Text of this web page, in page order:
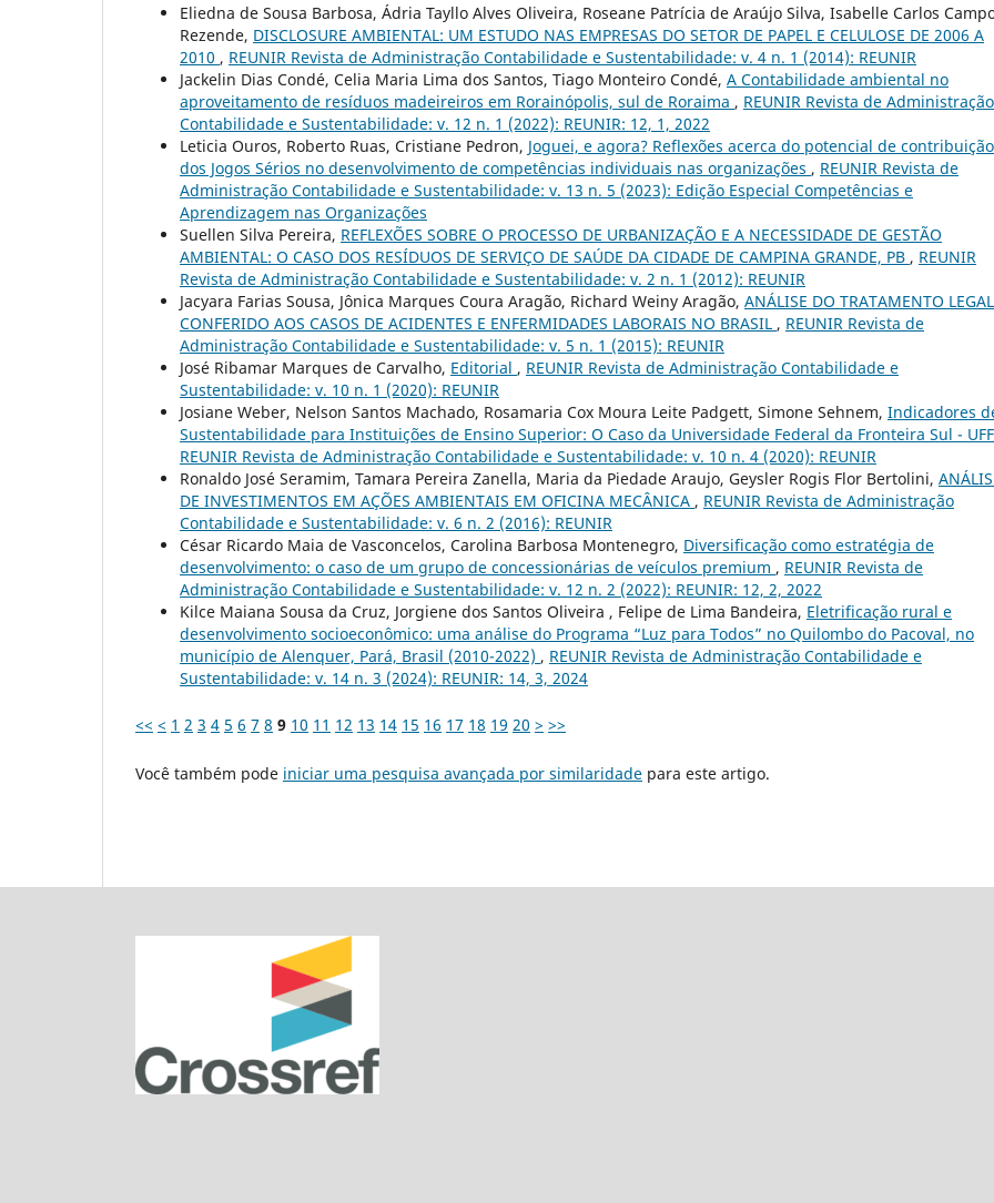
Eliedna de Sousa Barbosa, Ádria Tayllo Alves Oliveira, Roseane Patrícia de Araújo Silva, Isabelle Carlos
Rezende, DISCLOSURE AMBIENTAL: UM ESTUDO NAS EMPRESAS DO SETOR DE PAPEL E CELULOSE DE 2006 A
2010 , REUNIR Revista de Administração Contabilidade e Sustentabilidade: v. 4 n. 1 (2014): REUNIR
Jackelin Dias Condé, Celia Maria Lima dos Santos, Tiago Monteiro Condé, A Contabilidade ambiental no
aproveitamento de resíduos madeireiros em Rorainópolis, sul de Roraima , REUNIR Revista de Administração
Contabilidade e Sustentabilidade: v. 12 n. 1 (2022): REUNIR: 12, 1, 2022
Leticia Ouros, Roberto Ruas, Cristiane Pedron, Joguei, e agora? Reflexões acerca do potencial de contribuição
dos Jogos Sérios no desenvolvimento de competências individuais nas organizações , REUNIR Revista de
Administração Contabilidade e Sustentabilidade: v. 13 n. 5 (2023): Edição Especial Competências e
Aprendizagem nas Organizações
Suellen Silva Pereira, REFLEXÕES SOBRE O PROCESSO DE URBANIZAÇÃO E A NECESSIDADE DE GESTÃO
AMBIENTAL: O CASO DOS RESÍDUOS DE SERVIÇO DE SAÚDE DA CIDADE DE CAMPINA GRANDE, PB , REUNIR
Revista de Administração Contabilidade e Sustentabilidade: v. 2 n. 1 (2012): REUNIR
Jacyara Farias Sousa, Jônica Marques Coura Aragão, Richard Weiny Aragão, ANÁLISE DO TRATAMENTO LEGAL
CONFERIDO AOS CASOS DE ACIDENTES E ENFERMIDADES LABORAIS NO BRASIL , REUNIR Revista de
Administração Contabilidade e Sustentabilidade: v. 5 n. 1 (2015): REUNIR
José Ribamar Marques de Carvalho, Editorial , REUNIR Revista de Administração Contabilidade e
Sustentabilidade: v. 10 n. 1 (2020): REUNIR
Josiane Weber, Nelson Santos Machado, Rosamaria Cox Moura Leite Padgett, Simone Sehnem, Indicadores
Sustentabilidade para Instituições de Ensino Superior: O Caso da Universidade Federal da Fronteira Sul -
REUNIR Revista de Administração Contabilidade e Sustentabilidade: v. 10 n. 4 (2020): REUNIR
Ronaldo José Seramim, Tamara Pereira Zanella, Maria da Piedade Araujo, Geysler Rogis Flor Bertolini,
DE INVESTIMENTOS EM AÇÕES AMBIENTAIS EM OFICINA MECÂNICA , REUNIR Revista de Administração
Contabilidade e Sustentabilidade: v. 6 n. 2 (2016): REUNIR
César Ricardo Maia de Vasconcelos, Carolina Barbosa Montenegro, Diversificação como estratégia de
desenvolvimento: o caso de um grupo de concessionárias de veículos premium , REUNIR Revista de
Administração Contabilidade e Sustentabilidade: v. 12 n. 2 (2022): REUNIR: 12, 2, 2022
Kilce Maiana Sousa da Cruz, Jorgiene dos Santos Oliveira , Felipe de Lima Bandeira, Eletrificação rural e
desenvolvimento socioeconômico: uma análise do Programa “Luz para Todos” no Quilombo do Pacoval, no
município de Alenquer, Pará, Brasil (2010-2022) , REUNIR Revista de Administração Contabilidade e
Sustentabilidade: v. 14 n. 3 (2024): REUNIR: 14, 3, 2024
<< < 1 2 3 4 5 6 7 8 9 10 11 12 13 14 15 16 17 18 19 20 > >>
Você também pode iniciar uma pesquisa avançada por similaridade para este artigo.